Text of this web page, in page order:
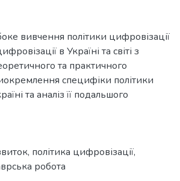
вивчення політики цифровізації
в Україні та світі з
та практичного
специфіки політики
та аналіз її подальшого
, політика цифровізації,
робота